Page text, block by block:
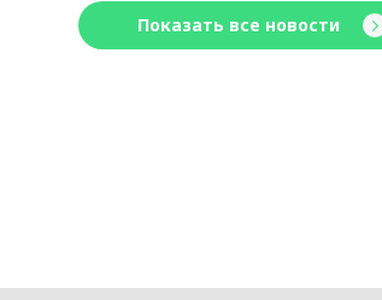
Показать все новости